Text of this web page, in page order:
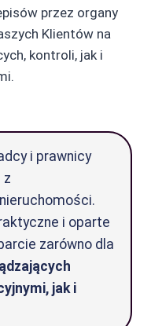
przez organy
Klientów na
kontroli, jak i
i prawnicy
z
i oparte
zarówno dla
jak i